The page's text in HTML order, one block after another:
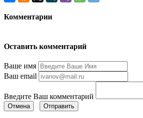
Комментарии
Оставить комментарий
Ваше имя
Ваш email
Введите Ваш комментарий
Отмена Отправить